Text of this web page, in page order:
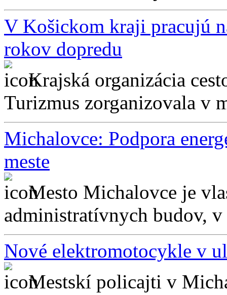
V Košickom kraji pracujú
rokov dopredu
Krajská organizácia
Turizmus zorganizovala v
Michalovce: Podpora
meste
Mesto Michalovce je
administratívnych budov,
Nové elektromotocykle v
Mestskí policajti v